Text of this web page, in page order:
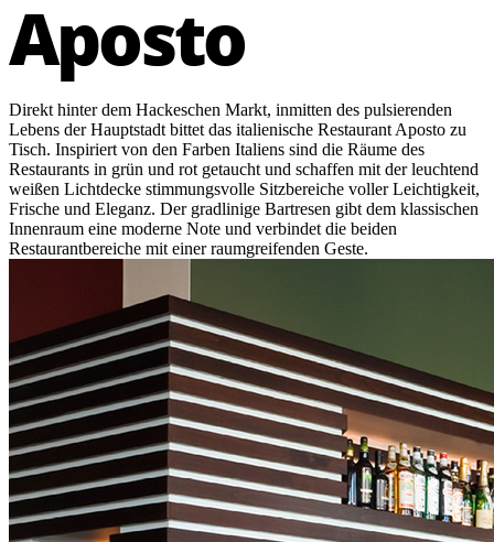
Aposto
Direkt hinter dem Hackeschen Markt, inmitten des pulsierenden
Lebens der Hauptstadt bittet das italienische Restaurant Aposto zu
Tisch. Inspiriert von den Farben Italiens sind die Räume des
Restaurants in grün und rot getaucht und schaffen mit der leuchtend
weißen Lichtdecke stimmungsvolle Sitzbereiche voller Leichtigkeit,
Frische und Eleganz. Der gradlinige Bartresen gibt dem klassischen
Innenraum eine moderne Note und verbindet die beiden
Restaurantbereiche mit einer raumgreifenden Geste.